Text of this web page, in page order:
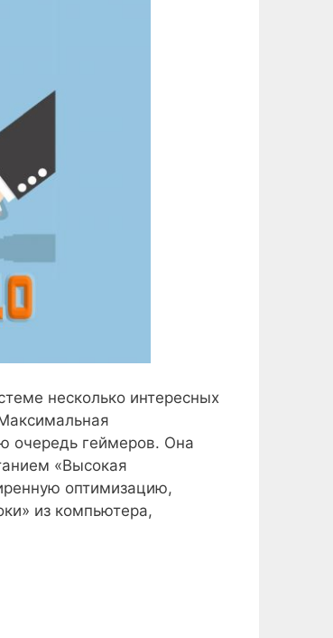
несколько интересных
очередь геймеров. Она
«Высокая
оптимизацию,
из компьютера,